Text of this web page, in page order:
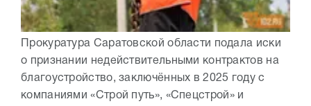
Прокуратура Саратовской области подала иски
о признании недействительными контрактов на
благоустройство, заключённых в 2025 году с
компаниями «Строй путь», «Спецстрой» и